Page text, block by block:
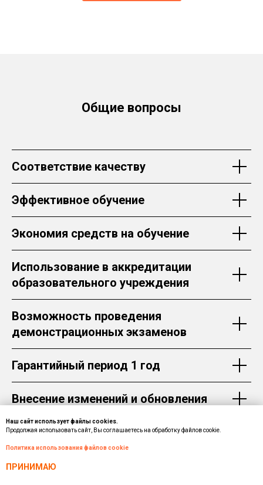
Общие вопросы
Соответствие качеству
Эффективное обучение
Экономия средств на обучение
Использование в аккредитации
образовательного учреждения
Возможность проведения
демонстрационных экзаменов
Гарантийный период 1 год
Внесение изменений и обновления
Наш сайт использует файлы cookies.
Продолжая использовать сайт, Вы соглашаетесь на обработку файлов cookie.
Политика использования файлов cookie
ПРИНИМАЮ